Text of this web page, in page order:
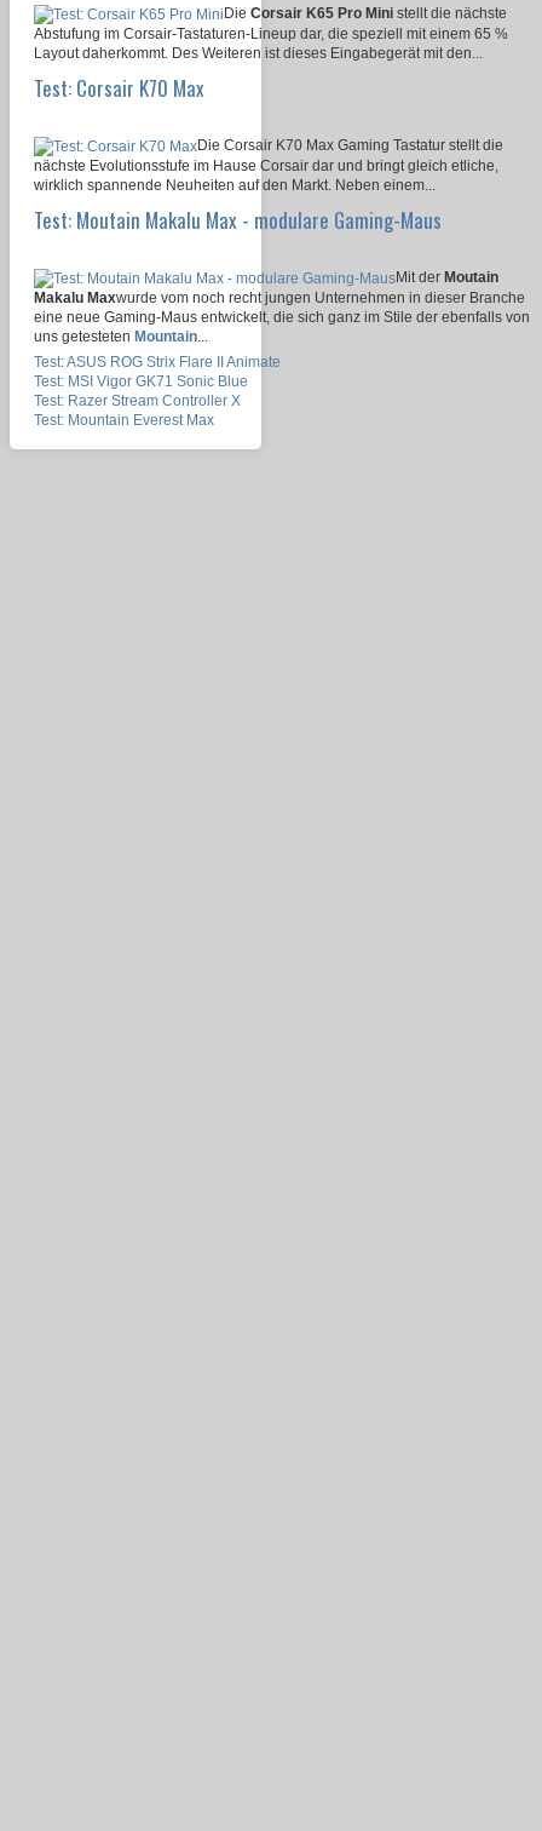
Die Corsair K65 Pro Mini stellt die nächste
Abstufung im Corsair-Tastaturen-Lineup dar, die speziell mit einem 65 %
Layout daherkommt. Des Weiteren ist dieses Eingabegerät mit den...
Test: Corsair K70 Max
Die Corsair K70 Max Gaming Tastatur stellt die
nächste Evolutionsstufe im Hause Corsair dar und bringt gleich etliche,
wirklich spannende Neuheiten auf den Markt. Neben einem...
Test: Moutain Makalu Max - modulare Gaming-Maus
Mit der Moutain
Makalu Maxwurde vom noch recht jungen Unternehmen in dieser Branche
eine neue Gaming-Maus entwickelt, die sich ganz im Stile der ebenfalls von
uns getesteten Mountain...
Test: ASUS ROG Strix Flare II Animate
Test: MSI Vigor GK71 Sonic Blue
Test: Razer Stream Controller X
Test: Mountain Everest Max